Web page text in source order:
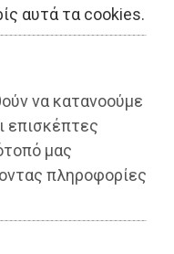
αυτά τα cookies.
να κατανοούμε
επισκέπτες
μας
πληροφορίες
-
στις